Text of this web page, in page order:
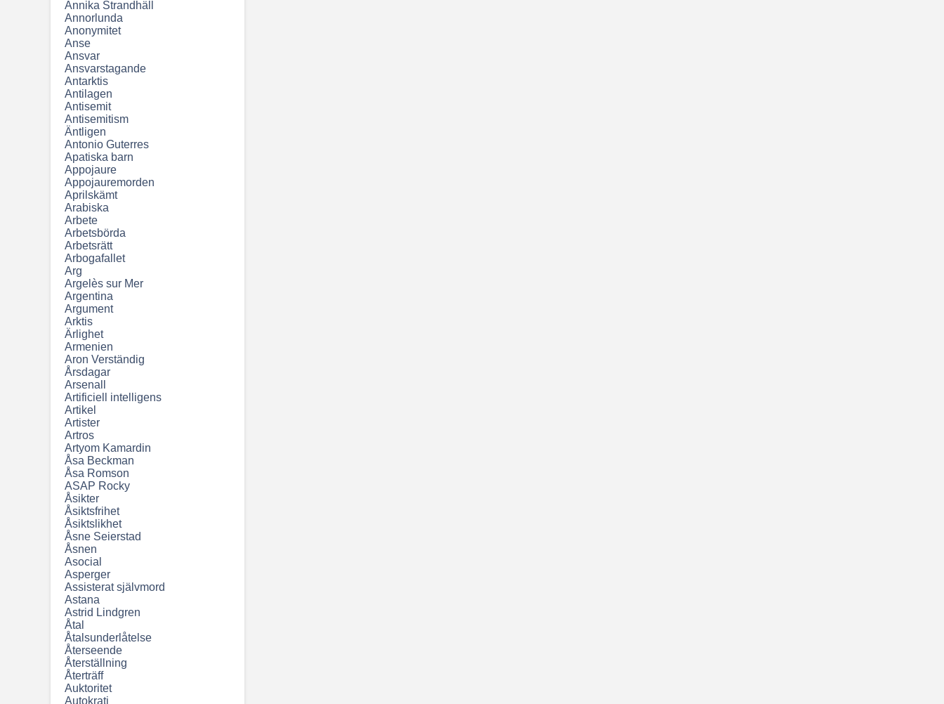
Annika Strandhäll
Annorlunda
Anonymitet
Anse
Ansvar
Ansvarstagande
Antarktis
Antilagen
Antisemit
Antisemitism
Äntligen
Antonio Guterres
Apatiska barn
Appojaure
Appojauremorden
Aprilskämt
Arabiska
Arbete
Arbetsbörda
Arbetsrätt
Arbogafallet
Arg
Argelès sur Mer
Argentina
Argument
Arktis
Ärlighet
Armenien
Aron Verständig
Årsdagar
Arsenall
Artificiell intelligens
Artikel
Artister
Artros
Artyom Kamardin
Åsa Beckman
Åsa Romson
ASAP Rocky
Åsikter
Åsiktsfrihet
Åsiktslikhet
Åsne Seierstad
Åsnen
Asocial
Asperger
Assisterat självmord
Astana
Astrid Lindgren
Åtal
Åtalsunderlåtelse
Återseende
Återställning
Återträff
Auktoritet
Autokrati